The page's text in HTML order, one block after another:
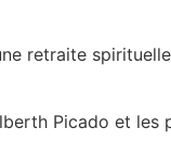
retraite
Picado et les